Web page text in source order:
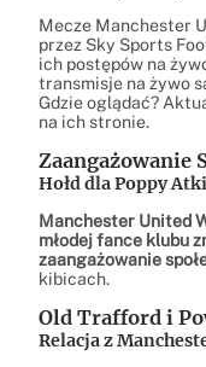
Mecze Manchester
przez Sky Sports
ich postępów na
transmisje na żywo
Gdzie oglądać?
na ich stronie.
Zaangażowanie
Hołd dla Poppy
Manchester United
młodej fance klubu
zaangażowanie
kibicach.
Old Trafford i
Relacja z